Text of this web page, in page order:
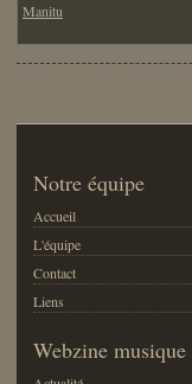
Manitu
Notre équipe
Accueil
L'équipe
Contact
Liens
Webzine musique